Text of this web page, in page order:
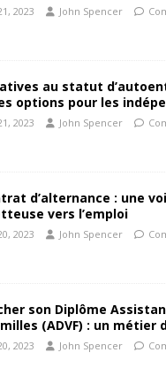
2023 John Spencer
au statut
options pour les
2023 John Spencer
d’alternance : une
vers l’emploi
2023 John Spencer
son Diplôme
(ADVF) : un métier
2023 John Spencer